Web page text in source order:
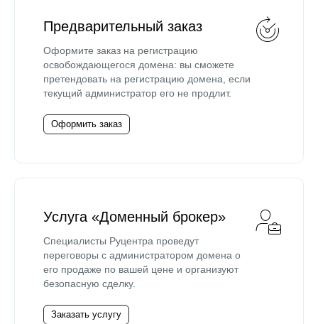
Предварительный заказ
Оформите заказ на регистрацию
освобождающегося домена: вы сможете
претендовать на регистрацию домена, если
текущий администратор его не продлит.
Оформить заказ
Услуга «Доменный брокер»
Специалисты Руцентра проведут
переговоры с администратором домена о
его продаже по вашей цене и организуют
безопасную сделку.
Заказать услугу